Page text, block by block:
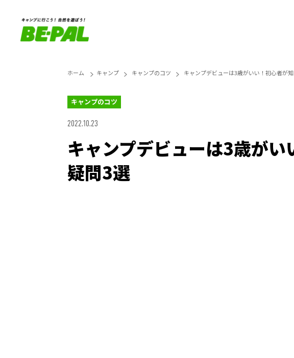
ホーム キャンプ キャンプのコツ キャンプデビューは3歳がいい！初心者が
キャンプのコツ
2022.10.23
キャンプデビューは3歳が
疑問3選